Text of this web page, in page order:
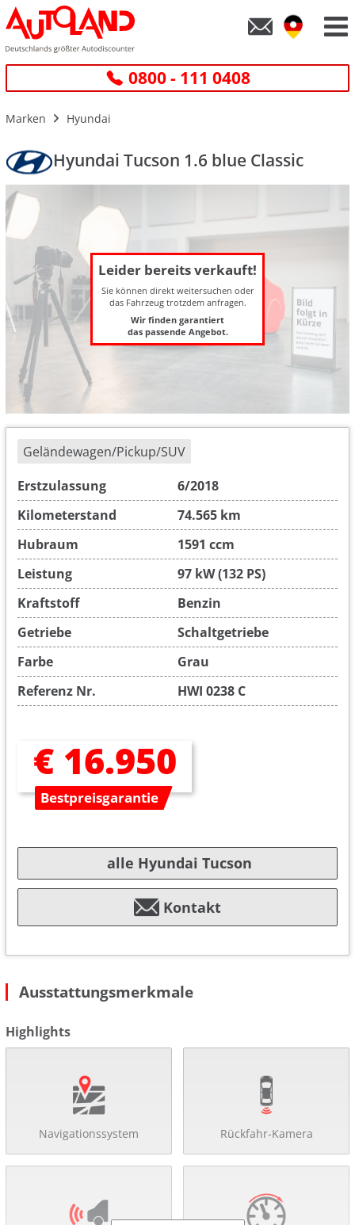
0800 - 111 0408
Marken Hyundai
Hyundai Tucson 1.6 blue Classic
Leider bereits verkauft!
Sie können direkt weitersuchen oder
das Fahrzeug trotzdem anfragen.
Wir finden garantiert
das passende Angebot.
Geländewagen/Pickup/SUV
Erstzulassung
6/2018
Kilometerstand
74.565 km
Hubraum
1591 ccm
Leistung
97 kW (132 PS)
Kraftstoff
Benzin
Getriebe
Schaltgetriebe
Farbe
Grau
Referenz Nr.
HWI 0238 C
€ 16.950
Bestpreisgarantie
alle Hyundai Tucson
Kontakt
Ausstattungsmerkmale
Highlights
Navigationssystem Rückfahr-Kamera